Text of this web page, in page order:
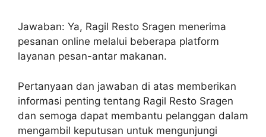
Jawaban: Ya, Ragil Resto Sragen menerima
pesanan online melalui beberapa platform
layanan pesan-antar makanan.
Pertanyaan dan jawaban di atas memberikan
informasi penting tentang Ragil Resto Sragen
dan semoga dapat membantu pelanggan dalam
mengambil keputusan untuk mengunjungi